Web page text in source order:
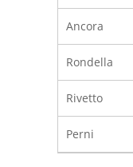
Ancora
Rondella
Rivetto
Perni